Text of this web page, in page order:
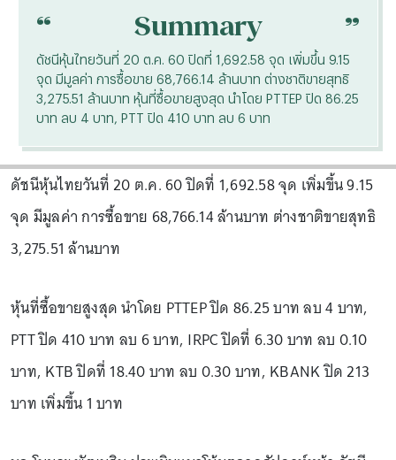
“ Summary “
ดัชนีหุ้นไทยวันที่ 20 ต.ค. 60 ปิดที่ 1,692.58 จุด เพิ่มขึ้น 9.15
จุด มีมูลค่า การซื้อขาย 68,766.14 ล้านบาท ต่างชาติขายสุทธิ
3,275.51 ล้านบาท หุ้นที่ซื้อขายสูงสุด นำโดย PTTEP ปิด 86.25
บาท ลบ 4 บาท, PTT ปิด 410 บาท ลบ 6 บาท
ดัชนีหุ้นไทยวันที่ 20 ต.ค. 60 ปิดที่ 1,692.58 จุด เพิ่มขึ้น 9.15
จุด มีมูลค่า การซื้อขาย 68,766.14 ล้านบาท ต่างชาติขายสุทธิ
3,275.51 ล้านบาท
หุ้นที่ซื้อขายสูงสุด นำโดย PTTEP ปิด 86.25 บาท ลบ 4 บาท,
PTT ปิด 410 บาท ลบ 6 บาท, IRPC ปิดที่ 6.30 บาท ลบ 0.10
บาท, KTB ปิดที่ 18.40 บาท ลบ 0.30 บาท, KBANK ปิด 213
บาท เพิ่มขึ้น 1 บาท